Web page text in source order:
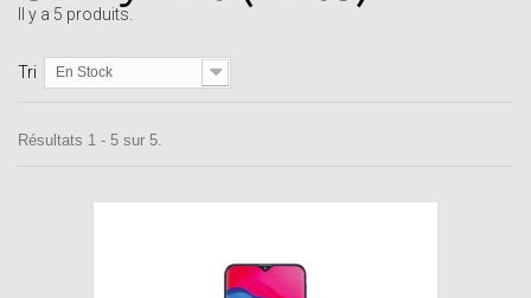
Il y a 5 produits.
Tri En Stock
Résultats 1 - 5 sur 5.